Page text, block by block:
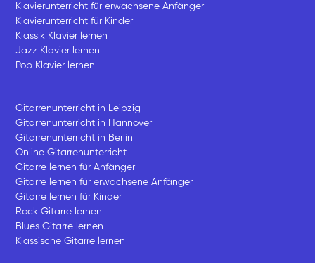
Klavierunterricht für erwachsene Anfänger
Klavierunterricht für Kinder
Klassik Klavier lernen
Jazz Klavier lernen
Pop Klavier lernen
Gitarrenunterricht in Leipzig
Gitarrenunterricht in Hannover
Gitarrenunterricht in Berlin
Online Gitarrenunterricht
Gitarre lernen für Anfänger
Gitarre lernen für erwachsene Anfänger
Gitarre lernen für Kinder
Rock Gitarre lernen
Blues Gitarre lernen
Klassische Gitarre lernen